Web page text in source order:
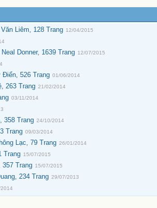
Liêm, 128 Trang 12/04/2015
Donner, 1639 Trang 12/07/2015
526 Trang 01/06/2014
263 Trang 21/02/2014
03/11/2014
358 Trang 24/10/2014
Trang 09/03/2014
Lạc, 79 Trang 26/01/2014
Trang 15/07/2015
357 Trang 15/07/2015
234 Trang 29/07/2013